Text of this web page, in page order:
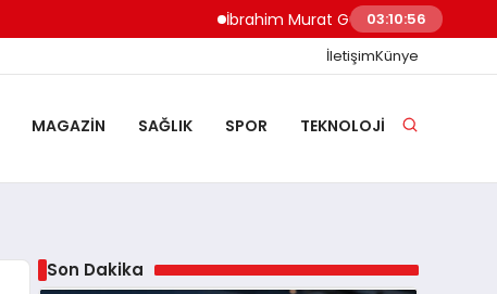
İbrahim Murat Gündüz: Malgaç’tan
03:10:57
İletişimKünye
MAGAZIN SAĞLIK SPOR TEKNOLOJI
Son Dakika